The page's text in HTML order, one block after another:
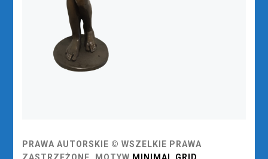
PRAWA AUTORSKIE © WSZELKIE PRAWA